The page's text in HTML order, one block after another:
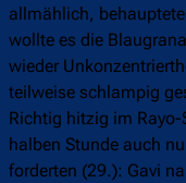
allmählich,
wollte es die
wieder
teilweise schlampig
Richtig hitzig im
halben Stunde auch
forderten (29.): Gavi